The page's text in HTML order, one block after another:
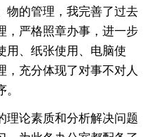
物的管理，我完善了过去
，严格照章办事，进一步
用、纸张使用、电脑使
，充分体现了对事不对人
论素质和分析解决问题